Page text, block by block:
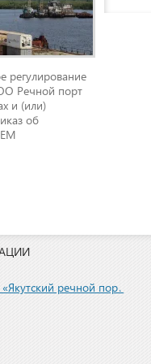
регулирование
Речной порт
и (или)
об